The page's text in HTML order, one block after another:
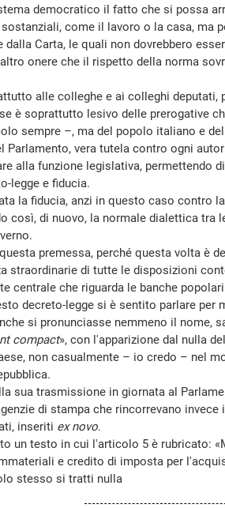
democratico il fatto che si possa
come il lavoro o la casa, ma
dalla Carta, le quali non dovrebbero
onere che il rispetto della norma
alle colleghe e ai colleghi deputati,
è soprattutto lesivo delle prerogative
sempre –, ma del popolo italiano e
vera tutela contro ogni
alla funzione legislativa, permettendo
legge e fiducia.
la fiducia, anzi in questo caso contro
così, di nuovo, la normale dialettica tra
premessa, perché questa volta è
straordinarie di tutte le disposizioni
centrale che riguarda le banche
decreto-legge si è sentito parlare per
si pronunciasse nemmeno il nome,
compact», con l'apparizione dal nulla
non casualmente – io credo – nel
trasmissione in giornata al
di stampa che rincorrevano
inseriti ex novo.
un testo in cui l'articolo 5 è rubricato:
e credito di imposta per
stesso si tratti nulla